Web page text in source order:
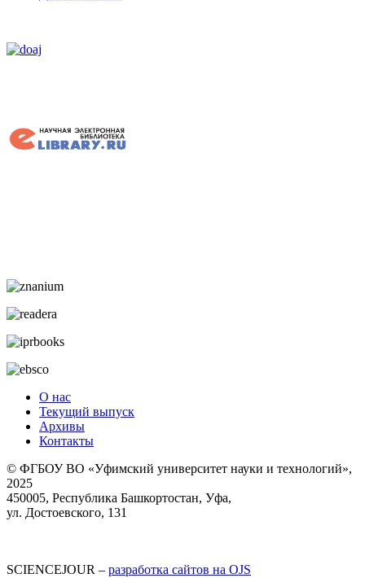
О нас
Текущий выпуск
Архивы
Контакты
© ФГБОУ ВО «Уфимский университет науки и технологий»,
2025
450005, Республика Башкортостан, Уфа,
ул. Достоевского, 131
SCIENCEJOUR – разработка сайтов на OJS